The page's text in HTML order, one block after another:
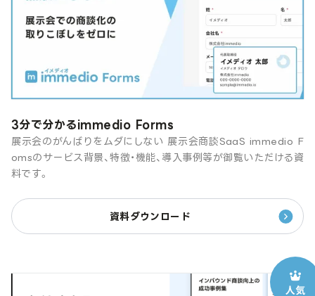
3分で分かるimmedio Forms
展示会のがんばりをムダにしない 展示会商談SaaS immedio F
omsのサービス背景、特徴・機能、導入事例等が御覧いただける資
料です。
資料ダウンロード